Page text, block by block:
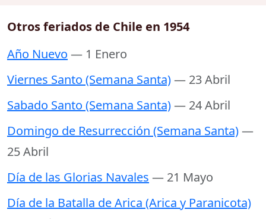
Otros feriados de Chile en 1954
Año Nuevo — 1 Enero
Viernes Santo (Semana Santa)— 23 Abril
Sabado Santo (Semana Santa)— 24 Abril
Domingo de Resurrección (Semana Santa)—
25 Abril
Día de las Glorias Navales — 21 Mayo
Día de la Batalla de Arica (Arica y Paranicota)